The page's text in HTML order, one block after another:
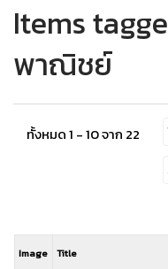
Items
พาณิชย์
ทั้งหมด 1 - 10 จาก 22
Image Title